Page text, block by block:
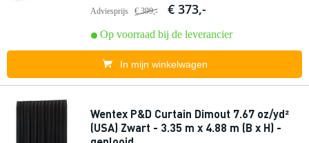
Adviesprijs € 399,- € 373,-
Op voorraad bij de leverancier
In mijn winkelwagen
Wentex P&D Curtain Dimout 7.67 oz/yd²
(USA) Zwart - 3.35 m x 4.88 m (B x H) -